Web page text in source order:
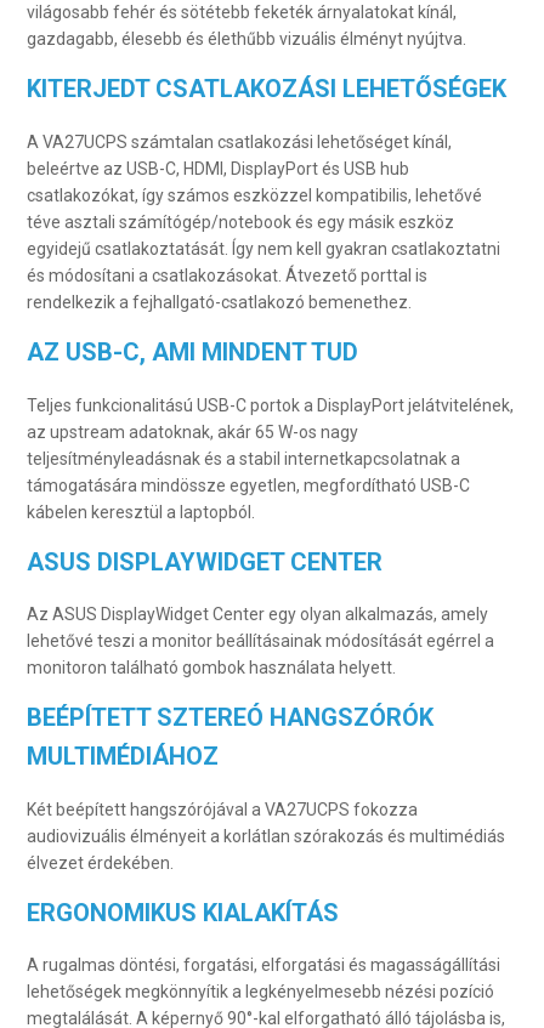
világosabb fehér és sötétebb feketék árnyalatokat kínál,
gazdagabb, élesebb és élethűbb vizuális élményt nyújtva.
KITERJEDT CSATLAKOZÁSI LEHETŐSÉGEK
A VA27UCPS számtalan csatlakozási lehetőséget kínál,
beleértve az USB-C, HDMI, DisplayPort és USB hub
csatlakozókat, így számos eszközzel kompatibilis, lehetővé
téve asztali számítógép/notebook és egy másik eszköz
egyidejű csatlakoztatását. Így nem kell gyakran csatlakoztatni
és módosítani a csatlakozásokat. Átvezető porttal is
rendelkezik a fejhallgató-csatlakozó bemenethez.
AZ USB-C, AMI MINDENT TUD
Teljes funkcionalitású USB-C portok a DisplayPort jelátvitelének,
az upstream adatoknak, akár 65 W-os nagy
teljesítményleadásnak és a stabil internetkapcsolatnak a
támogatására mindössze egyetlen, megfordítható USB-C
kábelen keresztül a laptopból.
ASUS DISPLAYWIDGET CENTER
Az ASUS DisplayWidget Center egy olyan alkalmazás, amely
lehetővé teszi a monitor beállításainak módosítását egérrel a
monitoron található gombok használata helyett.
BEÉPÍTETT SZTEREÓ HANGSZÓRÓK
MULTIMÉDIÁHOZ
Két beépített hangszórójával a VA27UCPS fokozza
audiovizuális élményeit a korlátlan szórakozás és multimédiás
élvezet érdekében.
ERGONOMIKUS KIALAKÍTÁS
A rugalmas döntési, forgatási, elforgatási és magasságállítási
lehetőségek megkönnyítik a legkényelmesebb nézési pozíció
megtalálását. A képernyő 90°-kal elforgatható álló tájolásba is,